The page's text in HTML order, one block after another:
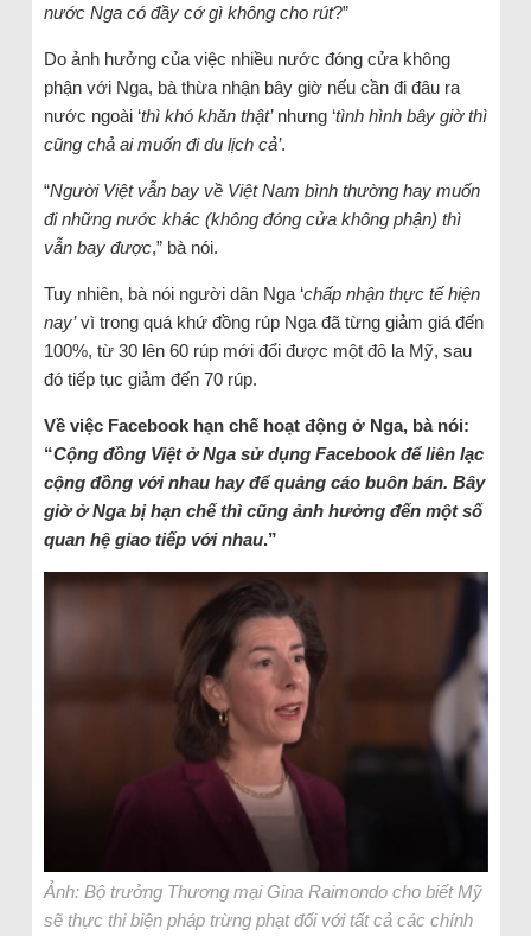
nước Nga có đầy cớ gì không cho rút?”
Do ảnh hưởng của việc nhiều nước đóng cửa không
phận với Nga, bà thừa nhận bây giờ nếu cần đi đâu ra
nước ngoài ‘thì khó khăn thật’nhưng ‘tình hình bây giờ thì
cũng chả ai muốn đi du lịch cả’.
“Người Việt vẫn bay về Việt Nam bình thường hay muốn
đi những nước khác (không đóng cửa không phận) thì
vẫn bay được,” bà nói.
Tuy nhiên, bà nói người dân Nga ‘chấp nhận thực tế hiện
nay’vì trong quá khứ đồng rúp Nga đã từng giảm giá đến
100%, từ 30 lên 60 rúp mới đổi được một đô la Mỹ, sau
đó tiếp tục giảm đến 70 rúp.
Về việc Facebook hạn chế hoạt động ở Nga, bà nói:
“Cộng đồng Việt ở Nga sử dụng Facebook để liên lạc
cộng đồng với nhau hay để quảng cáo buôn bán. Bây
giờ ở Nga bị hạn chế thì cũng ảnh hưởng đến một số
quan hệ giao tiếp với nhau.”
Ảnh: Bộ trưởng Thương mại Gina Raimondo cho biết Mỹ
sẽ thực thi biện pháp trừng phạt đối với tất cả các chính